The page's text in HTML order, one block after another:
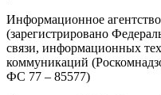
Информационное
(зарегистрировано
связи, информационных
коммуникаций
ФС 77 – 85577)